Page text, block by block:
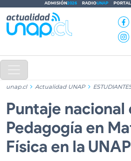
ADMISIÓN2026 RADIOUNAP PORTAL
unap.cl Actualidad UNAP
Puntaje
Pedagogía en
Física en la UNAP